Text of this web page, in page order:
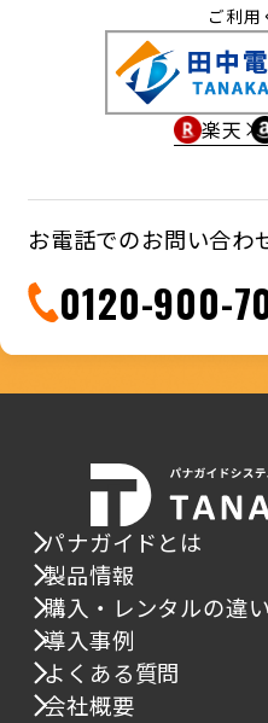
ご利用
楽天
お電話でのお問い合わ
0120-900-
パナガイドとは
製品情報
購入・レンタルの違い
導入事例
よくある質問
会社概要